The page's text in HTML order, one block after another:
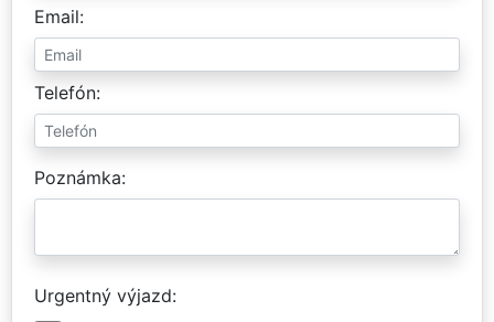
Email
Telefón
Poznámka
Urgentný výjazd